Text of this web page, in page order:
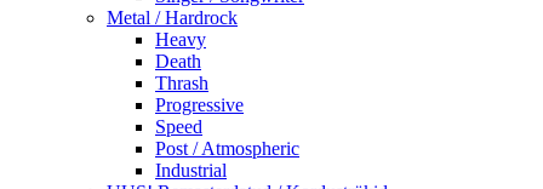
Metal / Hardrock
Heavy
Death
Thrash
Progressive
Speed
Post / Atmospheric
Industrial